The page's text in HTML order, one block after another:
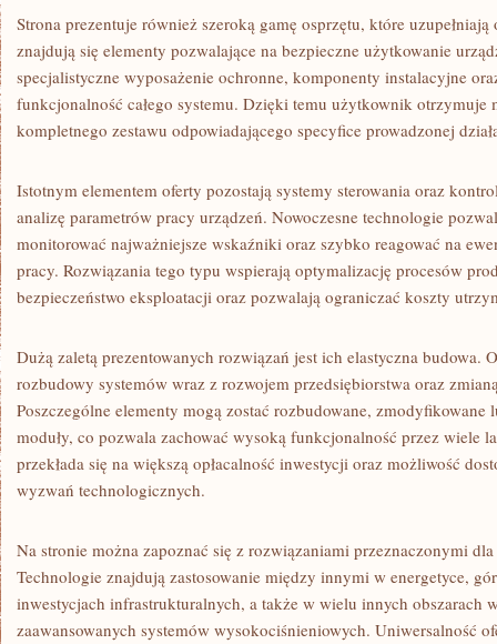
Strona prezentuje również szeroką gamę osprzętu, które
znajdują się elementy pozwalające na bezpieczne użytkowanie
specjalistyczne wyposażenie ochronne, komponenty instalacyjne
funkcjonalność całego systemu. Dzięki temu użytkownik otrzymuje
kompletnego zestawu odpowiadającego specyfice prowadzonej
Istotnym elementem oferty pozostają systemy sterowania oraz
analizę parametrów pracy urządzeń. Nowoczesne technologie
monitorować najważniejsze wskaźniki oraz szybko reagować na
pracy. Rozwiązania tego typu wspierają optymalizację procesów
bezpieczeństwo eksploatacji oraz pozwalają ograniczać koszty
Dużą zaletą prezentowanych rozwiązań jest ich elastyczna budowa.
rozbudowy systemów wraz z rozwojem przedsiębiorstwa oraz
Poszczególne elementy mogą zostać rozbudowane, zmodyfikowane
moduły, co pozwala zachować wysoką funkcjonalność przez wiele
przekłada się na większą opłacalność inwestycji oraz możliwość
wyzwań technologicznych.
Na stronie można zapoznać się z rozwiązaniami przeznaczonymi dla
Technologie znajdują zastosowanie między innymi w energetyce,
inwestycjach infrastrukturalnych, a także w wielu innych obszarach
zaawansowanych systemów wysokociśnieniowych. Uniwersalność